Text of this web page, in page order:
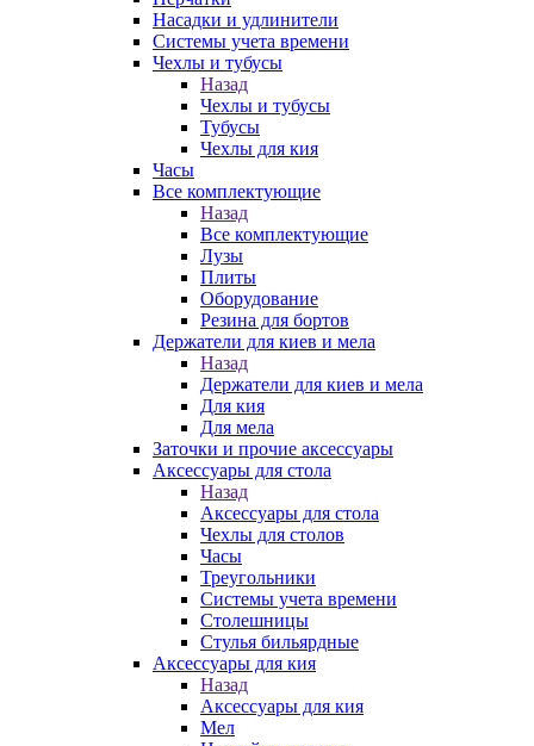
Насадки и удлинители
Системы учета времени
Чехлы и тубусы
Назад
Чехлы и тубусы
Тубусы
Чехлы для кия
Часы
Все комплектующие
Назад
Все комплектующие
Лузы
Плиты
Оборудование
Резина для бортов
Держатели для киев и мела
Назад
Держатели для киев и мела
Для кия
Для мела
Заточки и прочие аксессуары
Аксессуары для стола
Назад
Аксессуары для стола
Чехлы для столов
Часы
Треугольники
Системы учета времени
Столешницы
Стулья бильярдные
Аксессуары для кия
Назад
Аксессуары для кия
Мел